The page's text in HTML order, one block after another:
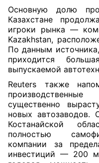
Основную долю
Казахстане
игроки рынка —
Kazakhstan,
По данным
приходится
выпускаемой
Reuters также
существенно
новых
Костанайской
полностью
компании за
инвестиций — 200